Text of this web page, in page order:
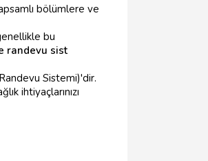
bölümlere ve
bu
randevu sist
Sistemi)'dir.
ihtiyaçlarınızı